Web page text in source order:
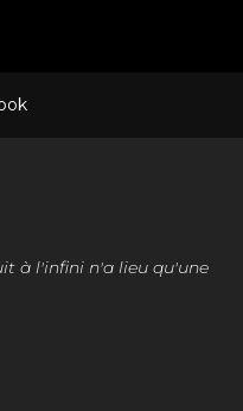
à l'infini n'a lieu qu'une